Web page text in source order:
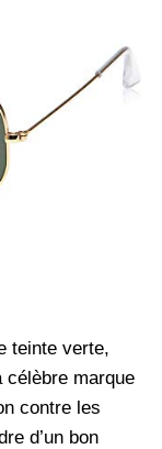
teinte verte,
célèbre marque
contre les
d’un bon